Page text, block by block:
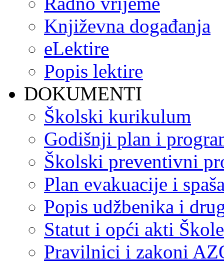
Književna događanja
eLektire
Popis lektire
DOKUMENTI
Školski kurikulum
Godišnji plan i
Školski preventivni
Plan evakuacije i
Popis udžbenika i
Statut i opći akti Škole
Pravilnici i zakoni